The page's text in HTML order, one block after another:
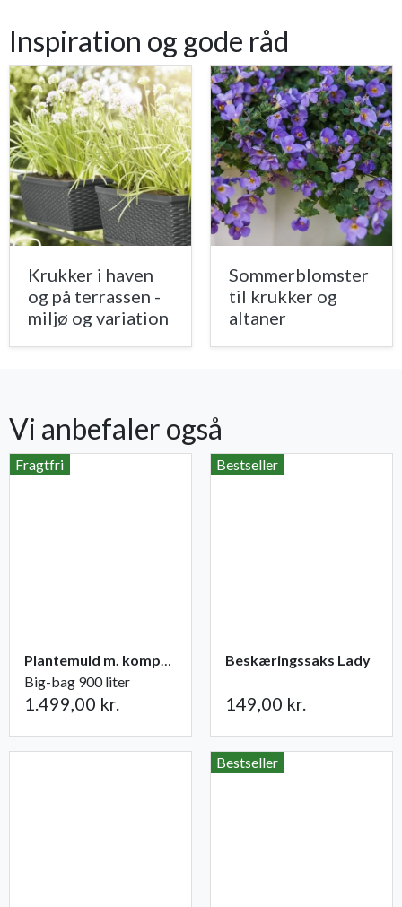
Inspiration og gode råd
Krukker i haven
og på terrassen -
miljø og variation
Sommerblomster
til krukker og
altaner
Vi anbefaler også
Fragtfri
Plantemuld m. kompost fra Champost
Big-bag 900 liter
1.499,00 kr.
Bestseller
Beskæringssaks Lady
149,00 kr.
Bestseller